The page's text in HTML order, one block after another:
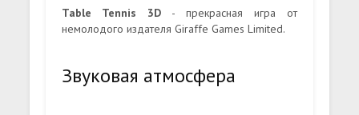
Table Tennis 3D - прекрасная игра от
немолодого издателя Giraffe Games Limited.
Звуковая атмосфера